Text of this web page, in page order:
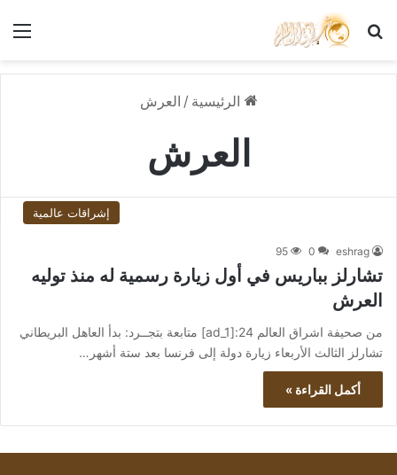
بحث عن
الرئيسية / العرش
العرش
إشراقات عالمية
eshrag
0
95
تشارلز بباريس في أول زيارة رسمية له منذ توليه
العرش
من صحيفة اشراق العالم 24:[ad_1] متابعة بتجــرد: بدأ العاهل البريطاني
تشارلز الثالث الأربعاء زيارة دولة إلى فرنسا بعد ستة أشهر…
أكمل القراءة »